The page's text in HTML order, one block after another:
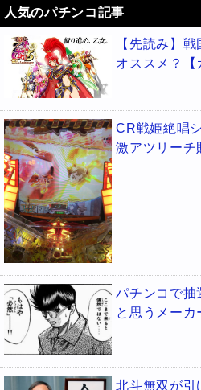
人気のパチンコ記事
【先読み】
オススメ？【
CR戦姫絶唱
激アツリーチ
パチンコで抽
と思うメーカ
北斗無双が引